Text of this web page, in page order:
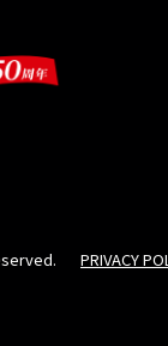
PRIVACY